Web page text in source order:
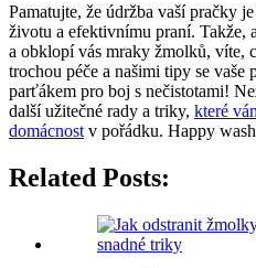
Pamatujte, že údržba vaší pračky
životu a ⁣efektivnímu​ praní.‌ Takže,
a obklopí vás mraky ‍žmolků, víte,
trochou péče a našimi‍ tipy se vaše
parťákem pro boj s‌ nečistotami!
další ⁤užitečné rady a triky,‌ které
domácnost v pořádku. Happy
Related Posts: